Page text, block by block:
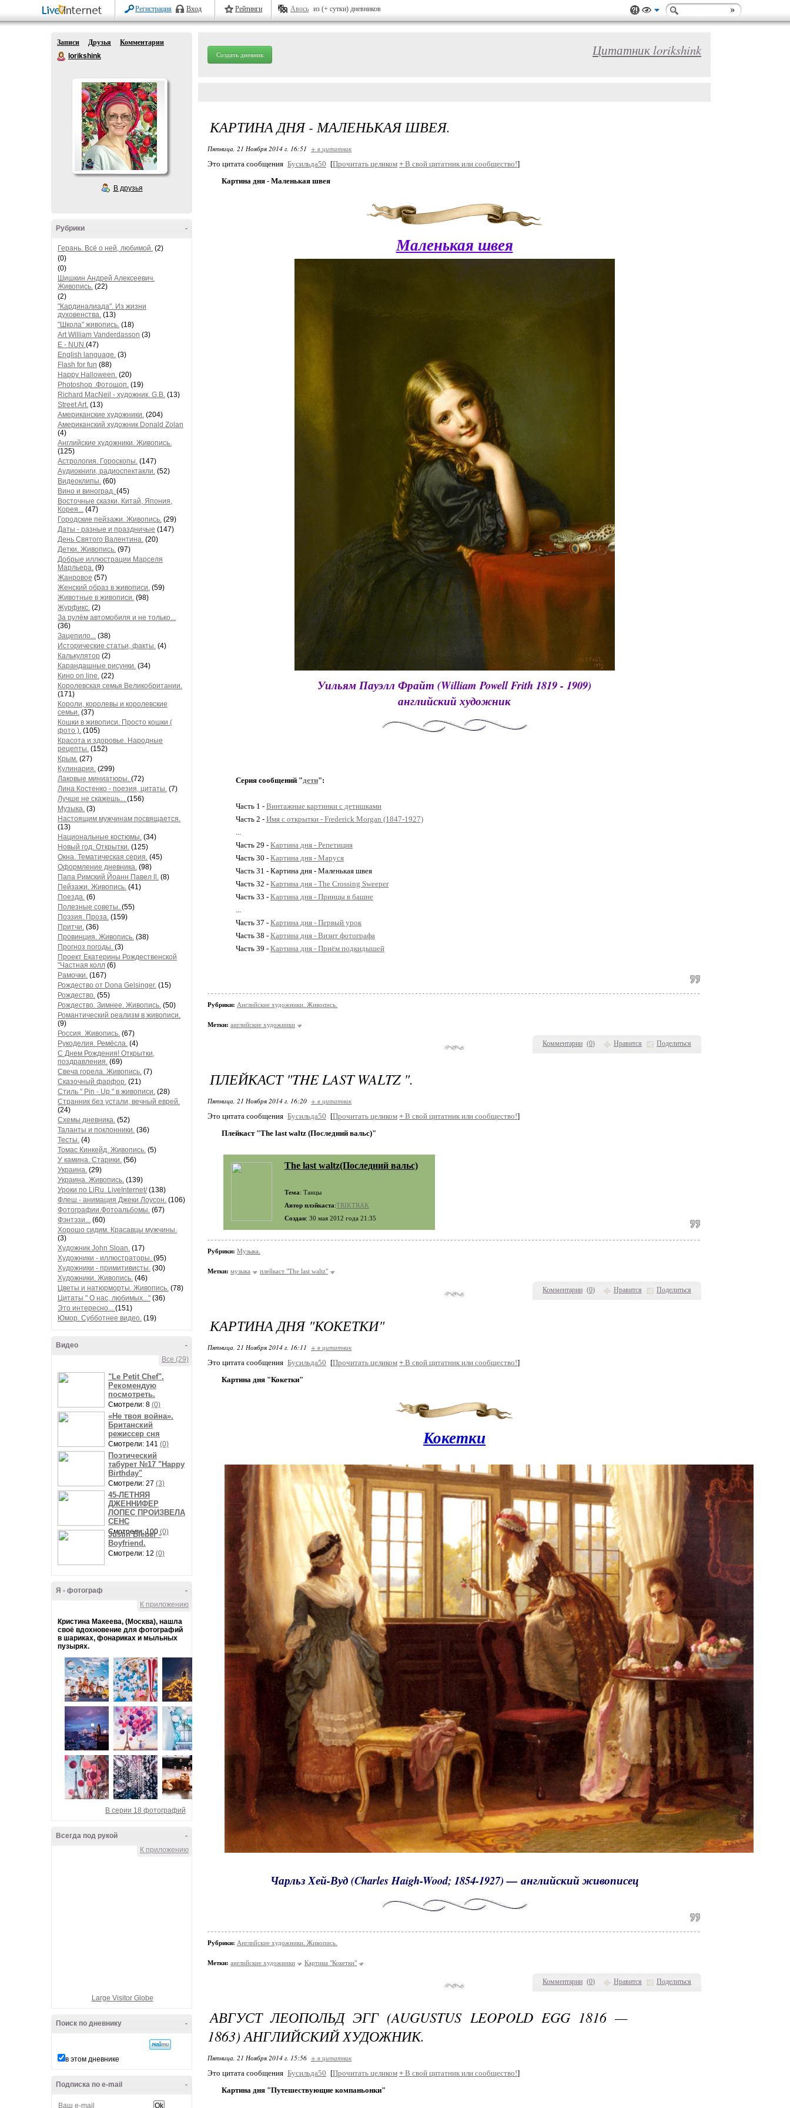
Регистрация Вход Рейтинги Авось из (+ сутки) дневников
Записи Друзья
Комментарии
lorikshink
В друзья
-
Рубрики
Герань. Всё о ней, любимой. (2)
(0)
(0)
Шишкин Андрей Алексеевич.
Живопись. (22)
(2)
"Кардиналиада". Из жизни
духовенства. (13)
"Школа" живопись. (18)
Art William Vanderdasson (3)
E - NUN (47)
English language. (3)
Flash for fun (88)
Happy Halloween. (20)
Photoshop .Фотошоп. (19)
Richard MacNeil - художник. G.B. (13)
Street Art. (13)
Американские художники. (204)
Американский художник Donald Zolan
(4)
Английские художники. Живопись.
(125)
Астрология. Гороскопы. (147)
Аудиокниги, радиоспектакли. (52)
Видеоклипы. (60)
Вино и виноград. (45)
Восточные сказки. Китай, Япония,
Корея... (47)
Городские пейзажи. Живопись. (29)
Даты - разные и праздничые (147)
День Святого Валентина. (20)
Детки. Живопись. (97)
Добрые иллюстрации Марселя
Марльера. (9)
Жанровое (57)
Женский образ в живописи. (59)
Животные в живописи. (98)
Журфикс. (2)
За рулём автомобиля и не только...
(36)
Зацепило... (38)
Исторические статьи, факты. (4)
Калькулятор (2)
Карандашные рисунки. (34)
Кино on line. (22)
Королевская семья Великобритании.
(171)
Короли, королевы и королевские
семьи. (37)
Кошки в живописи. Просто кошки (
фото ). (105)
Красота и здоровье. Народные
рецепты. (152)
Крым. (27)
Кулинария. (299)
Лаковые миниатюры. (72)
Лина Костенко - поезия, цитаты. (7)
Лучше не скажешь... (156)
Музыка. (3)
Настоящим мужчинам посвящается.
(13)
Национальные костюмы. (34)
Новый год. Открытки. (125)
Окна. Тематическая серия. (45)
Оформление дневника. (98)
Папа Римский Йоанн Павел ll. (8)
Пейзажи. Живопись. (41)
Поезда. (6)
Полезные советы. (55)
Поэзия. Проза. (159)
Притчи. (36)
Провинция. Живопись. (38)
Прогноз погоды. (3)
Проект Екатерины Рождественской
"Частная колл (6)
Рамочки. (167)
Рождество от Dona Gelsinger. (15)
Рождество. (55)
Рождество. Зимнее. Живопись. (50)
Романтический реализм в живописи.
(9)
Россия. Живопись. (67)
Рукоделия. Ремёсла. (4)
С Днем Рождения! Открытки,
поздравления. (69)
Свеча горела. Живопись. (7)
Сказочный фарфор. (21)
Стиль " Pin - Up " в живописи. (28)
Странник без устали, вечный еврей.
(24)
Схемы дневника. (52)
Таланты и поклонники. (36)
Тесты. (4)
Томас Кинкейд. Живопись. (5)
У камина. Старики. (56)
Украина. (29)
Украина. Живопись. (139)
Уроки по LiRu. LiveInternet/(138)
Флеш - анимация Джеки Лоусон. (106)
Фотографии.Фотоальбомы. (67)
Фэнтэзи... (60)
Хорошо сидим. Красавцы мужчины.
(3)
Художник John Sloan. (17)
Художники - иллюстраторы. (95)
Художники - примитивисты. (30)
Художники. Живопись. (46)
Цветы и натюрморты. Живопись. (78)
Цитаты " О нас, любимых..." (36)
Это интересно... (151)
Юмор. Субботнее видео. (19)
-
Видео
Все (29)
"Le Petit Chef".
Рекомендую
посмотреть.
Смотрели: 8 (0)
«Не твоя война».
Британский
режиссер сня
Смотрели: 141 (0)
Поэтический
табурет №17 "Happy
Birthday"
Смотрели: 27 (3)
45-ЛЕТНЯЯ
ДЖЕННИФЕР
ЛОПЕС ПРОИЗВЕЛА
СЕНС
Смотрели: 100 (0)
Justin Bieber -
Boyfriend.
Смотрели: 12 (0)
-
Я - фотограф
К приложению
Кристина Макеева, (Москва), нашла
своё вдохновение для фотографий
в шариках, фонариках и мыльных
пузырях.
В серии 18 фотографий
-
Всегда под рукой
К приложению
Large Visitor Globe
-
Поиск по дневнику
в этом дневнике
-
Подписка по e-mail
Создать дневник Цитатник lorikshink
Комментарии (0) Нравится Поделиться
КАРТИНА ДНЯ - МАЛЕНЬКАЯ ШВЕЯ.
Пятница, 21 Ноября 2014 г. 16:51 + в цитатник
Это цитата сообщения Бусильда50 [Прочитать целиком + В свой цитатник или сообщество!]
Картина дня - Маленькая швея
Маленькая швея
Уильям Пауэлл Фрайт (William Powell Frith 1819 - 1909)
английский художник
Серия сообщений "дети":
Часть 1 - Винтажные картинки с детишками
Часть 2 - Имя с открытки - Frederick Morgan (1847-1927)
...
Часть 29 - Картина дня - Репетиция
Часть 30 - Картина дня - Маруся
Часть 31 - Картина дня - Маленькая швея
Часть 32 - Картина дня - The Crossing Sweeper
Часть 33 - Картина дня - Принцы в башне
...
Часть 37 - Картина дня - Первый урок
Часть 38 - Картина дня - Визит фотографа
Часть 39 - Картина дня - Приём подкидышей
Рубрики: Английские художники. Живопись.
Метки: английские художники
Комментарии (0) Нравится Поделиться
ПЛЕЙКАСТ "THE LAST WALTZ ".
Пятница, 21 Ноября 2014 г. 16:20 + в цитатник
Это цитата сообщения Бусильда50 [Прочитать целиком + В свой цитатник или сообщество!]
Плейкаст "The last waltz (Последний вальс)"
The last waltz(Последний вальс)
Тема: Танцы
Автор плэйкаста:TRIKTRAK
Создан: 30 мая 2012 года 21:35
Рубрики: Музыка.
Метки: музыка плейкаст "The last waltz"
Комментарии (0) Нравится Поделиться
КАРТИНА ДНЯ "КОКЕТКИ"
Пятница, 21 Ноября 2014 г. 16:11 + в цитатник
Это цитата сообщения Бусильда50 [Прочитать целиком + В свой цитатник или сообщество!]
Картина дня "Кокетки"
Кокетки
Чарльз Хей-Вуд (Charles Haigh-Wood; 1854-1927) — английский живописец
Рубрики: Английские художники. Живопись.
Метки: английские художники Картина "Кокетки"
АВГУСТ ЛЕОПОЛЬД ЭГГ (AUGUSTUS LEOPOLD EGG 1816 —
1863) АНГЛИЙСКИЙ ХУДОЖНИК.
Пятница, 21 Ноября 2014 г. 15:56 + в цитатник
Это цитата сообщения Бусильда50 [Прочитать целиком + В свой цитатник или сообщество!]
Картина дня "Путешествующие компаньонки"